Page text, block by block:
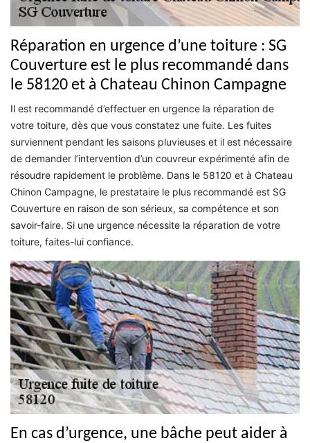
Réparation en urgence d’une toiture : SG
Couverture est le plus recommandé dans
le 58120 et à Chateau Chinon Campagne
Il est recommandé d’effectuer en urgence la réparation de
votre toiture, dès que vous constatez une fuite. Les fuites
surviennent pendant les saisons pluvieuses et il est nécessaire
de demander l’intervention d’un couvreur expérimenté afin de
résoudre rapidement le problème. Dans le 58120 et à Chateau
Chinon Campagne, le prestataire le plus recommandé est SG
Couverture en raison de son sérieux, sa compétence et son
savoir-faire. Si une urgence nécessite la réparation de votre
toiture, faites-lui confiance.
En cas d’urgence, une bâche peut aider à